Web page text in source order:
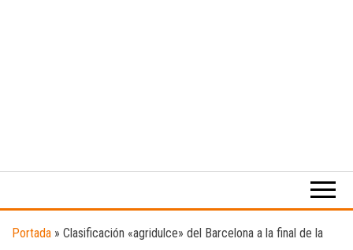
digital
el
Portada » Clasificación «agridulce» del Barcelona a la final de la